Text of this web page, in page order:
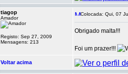
tiagop
Amador
Registo: Sep 27, 2009
Mensagens: 213
Colocada: Qui, 07
Obrigado malta!!!
Foi um prazer!!!
Voltar acima